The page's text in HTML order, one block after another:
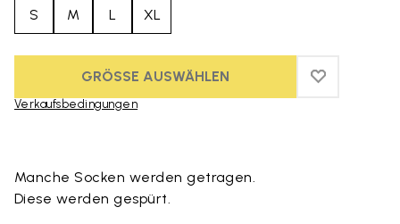
S M L XL
GRÖSSE AUSWÄHLEN ADD TO
ADD TO
Verkaufsbedingungen
Manche Socken werden getragen.
Diese werden gespürt.